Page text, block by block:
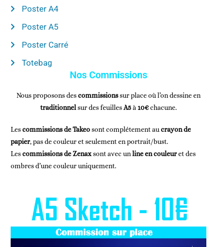
Poster A4
Poster A5
Poster Carré
Totebag
Nos Commissions
Nous proposons descommissionssur place où l’on dessine en
traditionnelsur des feuillesA5à 10€chacune.
Lescommissions de Takeosont complétement aucrayon de
papier, pas de couleur et seulement en portrait/bust.
Lescommissions de Zenaxsont avec unline en couleuret des
ombres d’une couleur uniquement.